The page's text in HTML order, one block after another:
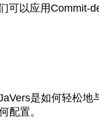
可以应用Commit-
是如何轻松
配置。